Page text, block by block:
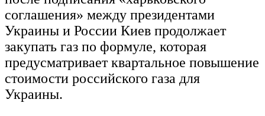
соглашения» между президентами
Украины и России Киев продолжает
закупать газ по формуле, которая
предусматривает квартальное повышение
стоимости российского газа для
Украины.